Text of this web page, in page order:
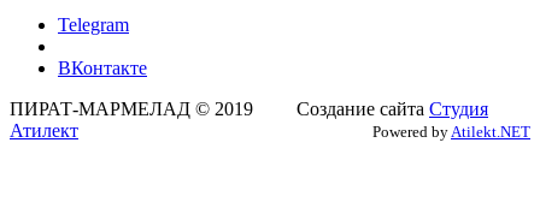
Telegram
ВКонтакте
ПИРАТ-МАРМЕЛАД © 2019 Создание сайта Студия
Атилект
Powered by Atilekt.NET